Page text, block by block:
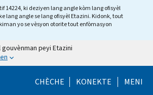
14224, ki deziyen lang angle kòm lang ofisyèl
lang angle se lang ofisyèl Etazini. Kidonk, tout
yo se vèsyon otorite tout enfòmasyon
peyi Etazini
CHÈCHE KONEKTE MENI